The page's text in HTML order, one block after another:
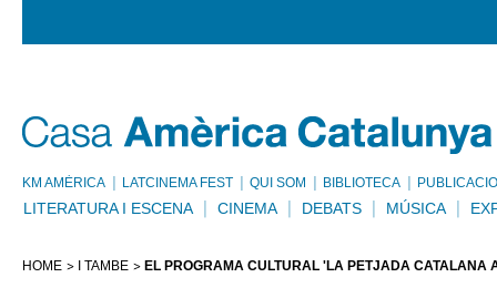
KM AMÈRICA LATCINEMA FEST QUI SOM BIBLIOTECA
LITERATURA I ESCENA CINEMA DEBATS MÚSICA
HOME I TAMBÉ EL PROGRAMA CULTURAL 'LA PETJADA